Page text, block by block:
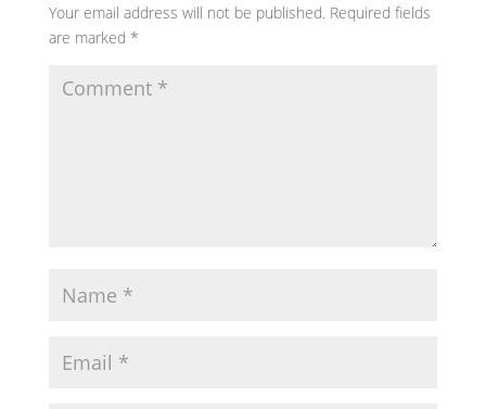
Your email address will not be published. Required fields
are marked *